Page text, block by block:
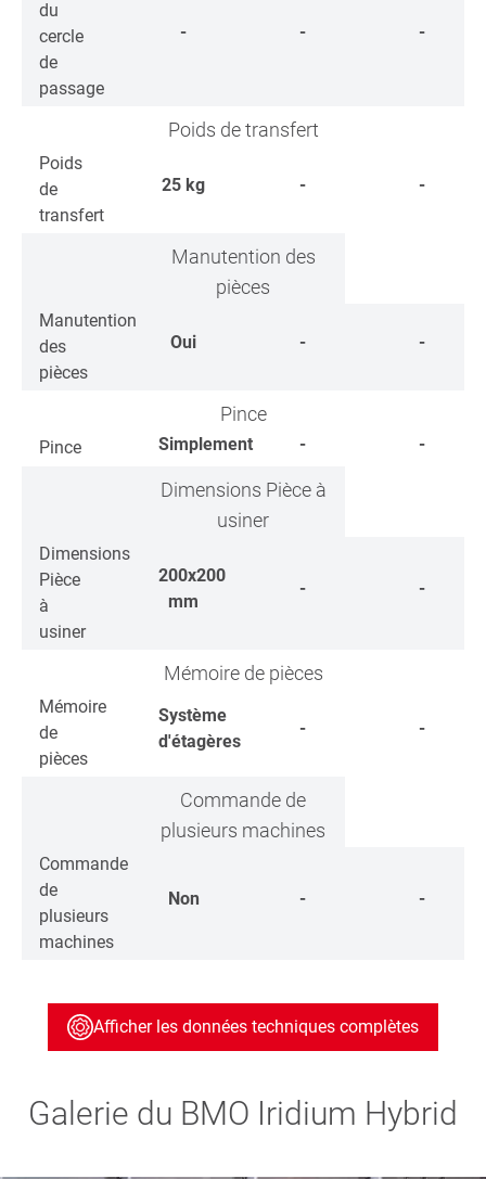
du
cercle
de
passage
- - -
Poids de transfert
Poids
de
transfert
25 kg - -
Manutention des
pièces
Manutention
des
pièces
Oui - -
Pince
Pince Simplement - -
Dimensions Pièce à
usiner
Dimensions
Pièce
à
usiner
200x200
mm
- -
Mémoire de pièces
Mémoire
de
pièces
Système
d'étagères
- -
Commande de
plusieurs machines
Commande
de
plusieurs
machines
Non - -
Afficher les données techniques complètes
Galerie du BMO Iridium Hybrid